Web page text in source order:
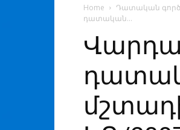
Home Դատական
դատական...